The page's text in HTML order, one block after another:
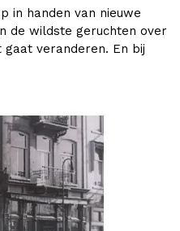
in handen van nieuwe
de wildste geruchten over
veranderen. En bij